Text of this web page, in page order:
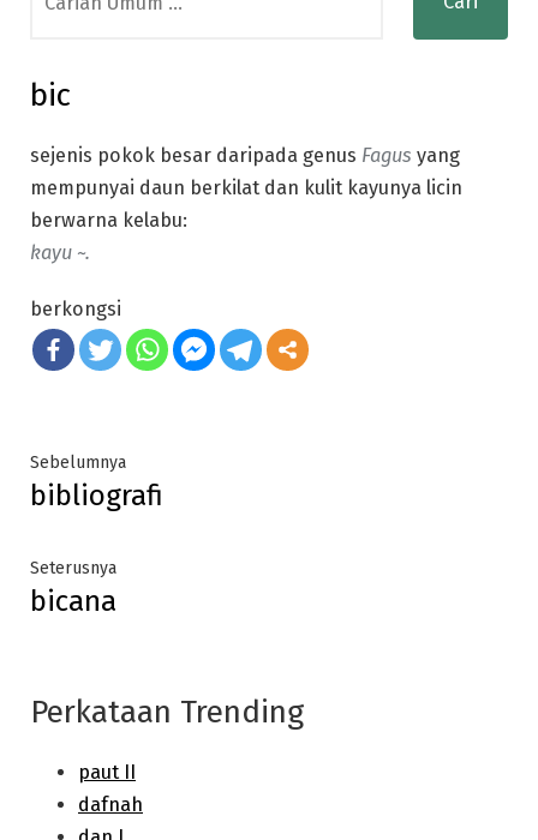
for:
bic
sejenis pokok besar daripada genus Fagus yang
mempunyai daun berkilat dan kulit kayunya licin
berwarna kelabu:
kayu ~.
berkongsi
Post
navigation
SebelumnyaPrevious
post:
bibliografi
SeterusnyaNext
bicana
Perkataan Trending